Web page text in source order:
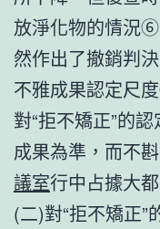
放淨化物的情況
然作出了撤銷判
不雅成果認定尺
對“拒不矯正”的認
成果為準，而不
議室行中占據大都
(二)對“拒不矯正